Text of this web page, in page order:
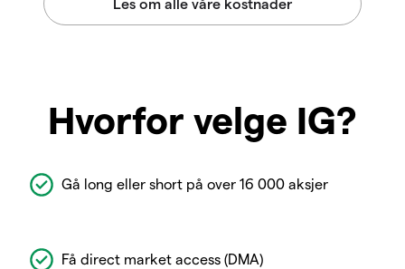
Hvorfor velge IG?
Gå long eller short på over 16 000 aksjer
Få direct market access (DMA)